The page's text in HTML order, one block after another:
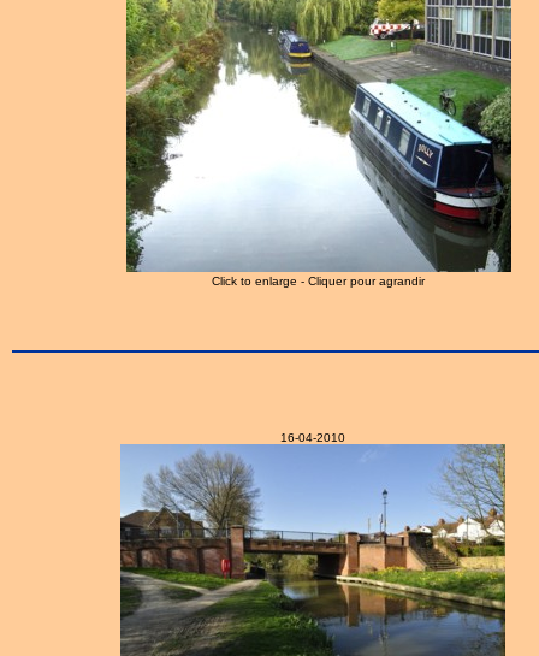
Click to enlarge - Cliquer pour agrandir
16-04-2010